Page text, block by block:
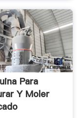
Para
Y Moler